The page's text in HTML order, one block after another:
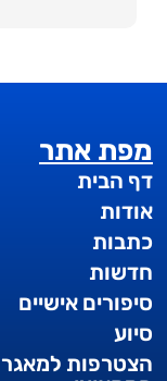
מפת אתר
דף הבית
אודות
כתבות
חדשות
סיפורים אישיים
סיוע
הצטרפות למאגר